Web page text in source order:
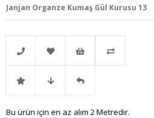
Janjan Organze Kumaş Gül Kurusu 13
Telefonla
Sipariş
Favorilere
Ekle
İstek
Listeme
İndirimli Fiyat Gelince
Bu ürün için en az alım 2 Metredir.